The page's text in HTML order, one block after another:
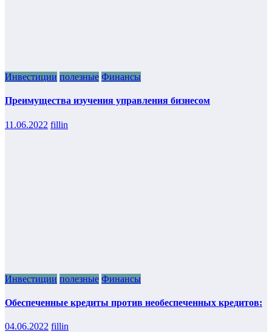
Инвестиции полезные Финансы
Преимущества изучения управления бизнесом
11.06.2022 fillin
Инвестиции полезные Финансы
Обеспеченные кредиты против необеспеченных кредитов:
04.06.2022 fillin